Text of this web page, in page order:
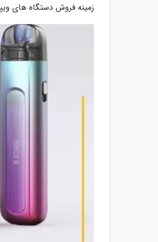
زمینه فروش دستگاه های